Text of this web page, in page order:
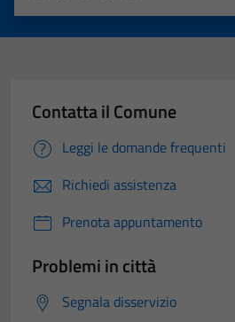
Valuta 5 stelle su 5
Valuta 4 stelle su 5
Valuta 3 stelle su 5
Valuta 2 stelle su 5
Valuta 1 stelle su 5
Contatta il Comune
Leggi le domande frequenti
Richiedi assistenza
Prenota appuntamento
Problemi in città
Segnala disservizio